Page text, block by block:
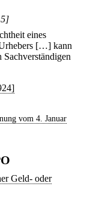
eines
[…] kann
vom 4. Januar
Geld- oder